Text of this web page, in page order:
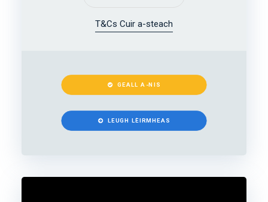
T&Cs Cuir a-steach
GEALL A-NIS
LEUGH LÈIRMHEAS